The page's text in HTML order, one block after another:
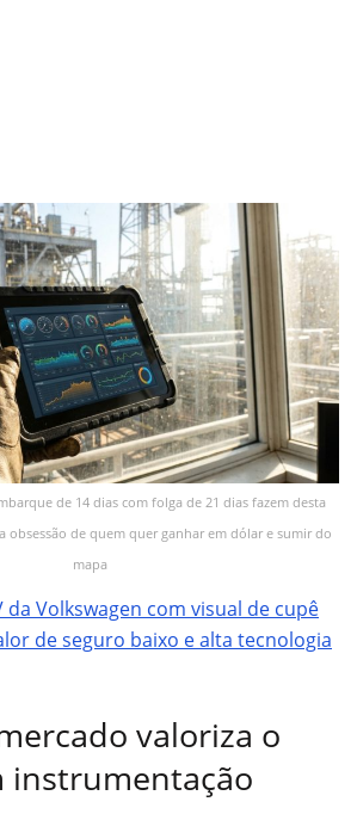
de 14 dias com folga de 21 dias fazem desta
obsessão de quem quer ganhar em dólar e sumir do
mapa
da Volkswagen com visual de cupê
de seguro baixo e alta tecnologia
valoriza o
instrumentação